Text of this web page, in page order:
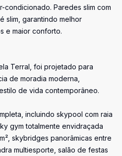
condicionado. Paredes slim com
slim, garantindo melhor
e maior conforto.
Terral, foi projetado para
de moradia moderna,
de vida contemporâneo.
incluindo skypool com raia
gym totalmente envidraçada
skybridges panorâmicas entre
multiesporte, salão de festas